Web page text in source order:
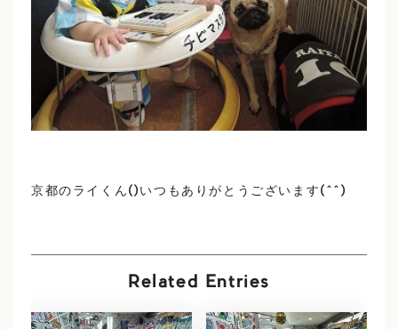
京都のライくん()いつもありがとうございます(^^)
Related Entries